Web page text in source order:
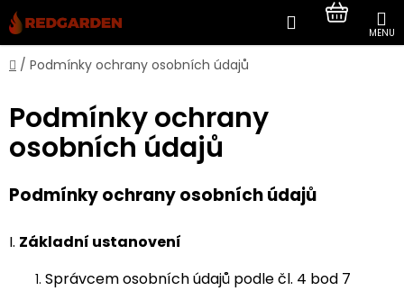
Přejít
na
obsah
Hledat
KOŠÍK
Domů
/ Podmínky ochrany osobních údajů
Podmínky ochrany
osobních údajů
Podmínky ochrany osobních údajů
I. Základní ustanovení
Správcem osobních údajů podle čl. 4 bod 7